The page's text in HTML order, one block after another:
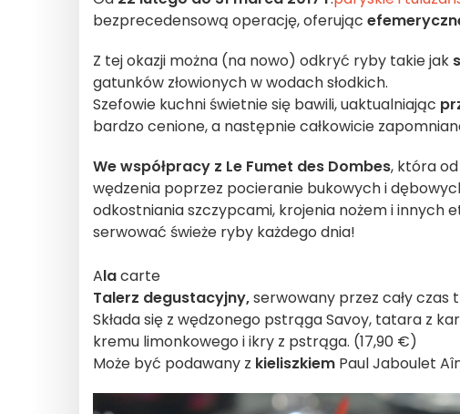
bezprecedensową operację, oferując
Z tej okazji można (na nowo) odkryć ryby takie jak
gatunków złowionych w wodach słodkich.
Szefowie kuchni świetnie się bawili, uaktualniając
bardzo cenione, a następnie całkowicie
We współpracy z Le Fumet des Dombes, która
wędzenia poprzez pocieranie bukowych i
odkostniania szczypcami, krojenia nożem i innych
serwować świeże ryby każdego dnia!
Alacarte
Talerz degustacyjny,serwowany przez cały czas
Składa się z wędzonego pstrąga Savoy, tatara z
kremu limonkowego i ikry z pstrąga. (17,90 €)
Może być podawany z kieliszkiem Paul Jaboulet